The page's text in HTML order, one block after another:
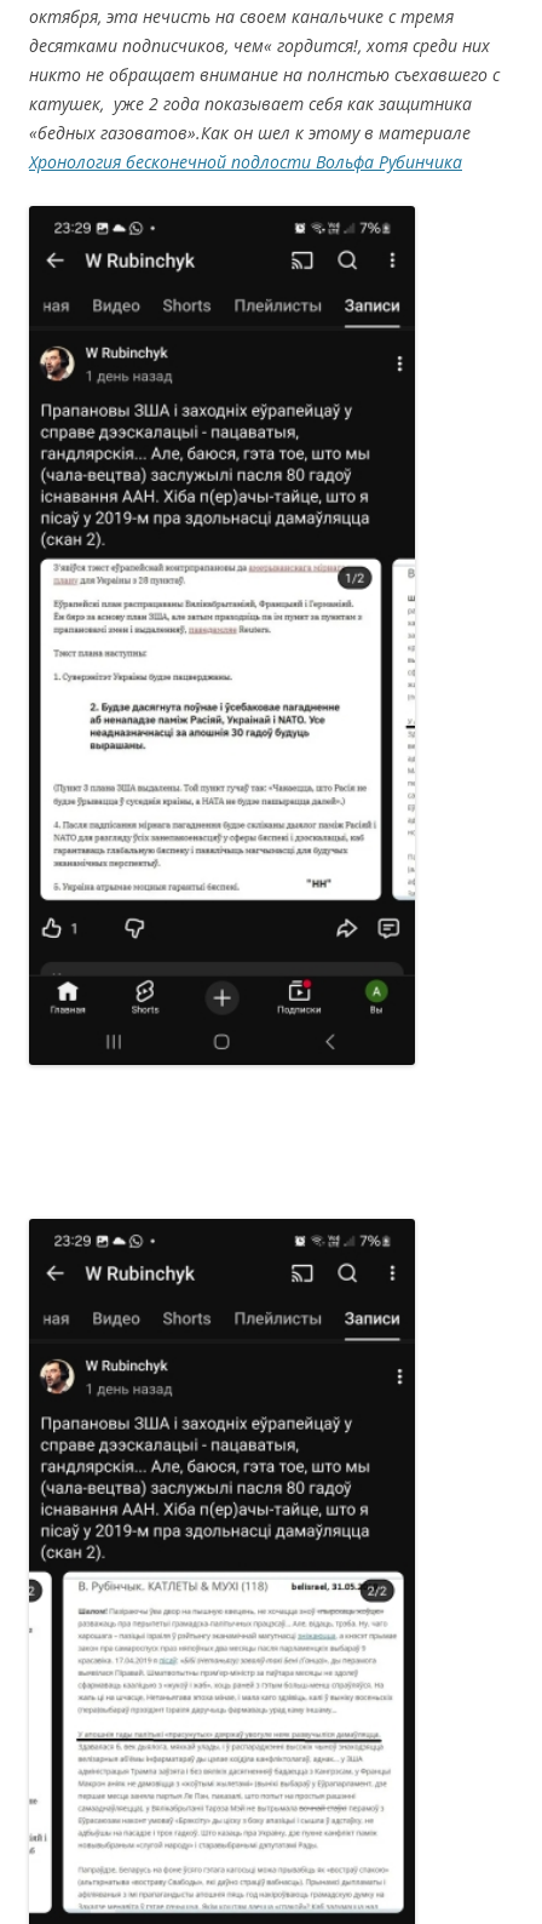
октября, эта нечисть на своем канальчике с тремя
десятками подписчиков, чем« гордится!, хотя среди них
никто не обращает внимание на полнстью съехавшего с
катушек, уже 2 года показывает себя как защитника
«бедных газоватов».Как он шел к этому в материале
Хронология бесконечной подлости Вольфа Рубинчика